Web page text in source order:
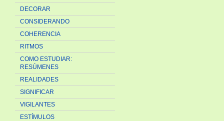
DECORAR
CONSIDERANDO
COHERENCIA
RITMOS
COMO ESTUDIAR:
RESÚMENES
REALIDADES
SIGNIFICAR
VIGILANTES
ESTÍMULOS